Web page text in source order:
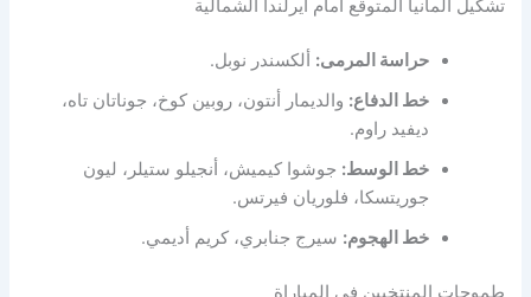
تشكيل ألمانيا المتوقع أمام أيرلندا الشمالية
حراسة المرمى: ألكسندر نوبل.
خط الدفاع: والديمار أنتون، روبين كوخ، جوناتان تاه،
ديفيد راوم.
خط الوسط: جوشوا كيميش، أنجيلو ستيلر، ليون
جوريتسكا، فلوريان فيرتس.
خط الهجوم: سيرج جنابري، كريم أديمي.
طموحات المنتخبين في المباراة